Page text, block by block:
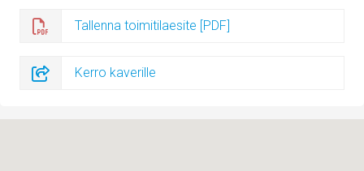
Tallenna toimitilaesite [PDF]
Kerro kaverille